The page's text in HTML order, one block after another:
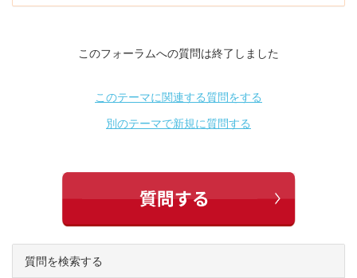
このフォーラムへの質問は終了しました
このテーマに関連する質問をする
別のテーマで新規に質問する
質問を検索する